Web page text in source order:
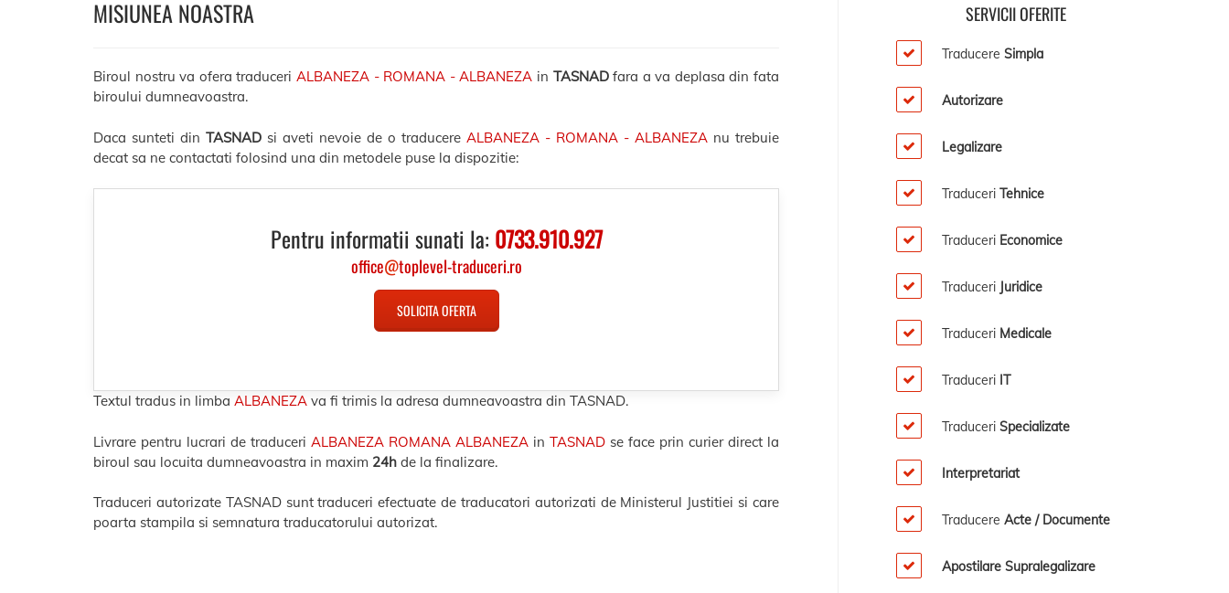
MISIUNEA NOASTRA
Biroul nostru va ofera traduceri ALBANEZA - ROMANA - ALBANEZA in TASNADfara a va deplasa din fata
biroului dumneavoastra.
Daca sunteti din TASNAD si aveti nevoie de o traducere ALBANEZA - ROMANA - ALBANEZA nu trebuie
decat sa ne contactati folosind una din metodele puse la dispozitie:
Pentru informatii sunati la: 0733.910.927
office@toplevel-traduceri.ro
SOLICITA OFERTA
Textul tradus in limba ALBANEZA va fi trimis la adresa dumneavoastra din TASNAD.
Livrare pentru lucrari de traduceri ALBANEZA ROMANA ALBANEZA in TASNAD se face prin curier direct la
biroul sau locuita dumneavoastra in maxim 24h de la finalizare.
Traduceri autorizate TASNAD sunt traduceri efectuate de traducatori autorizati de Ministerul Justitiei si care
poarta stampila si semnatura traducatorului autorizat.
SERVICII OFERITE
Traducere Simpla
Autorizare
Legalizare
Traduceri Tehnice
Traduceri Economice
Traduceri Juridice
Traduceri Medicale
Traduceri IT
Traduceri Specializate
Interpretariat
Traducere Acte / Documente
Apostilare Supralegalizare